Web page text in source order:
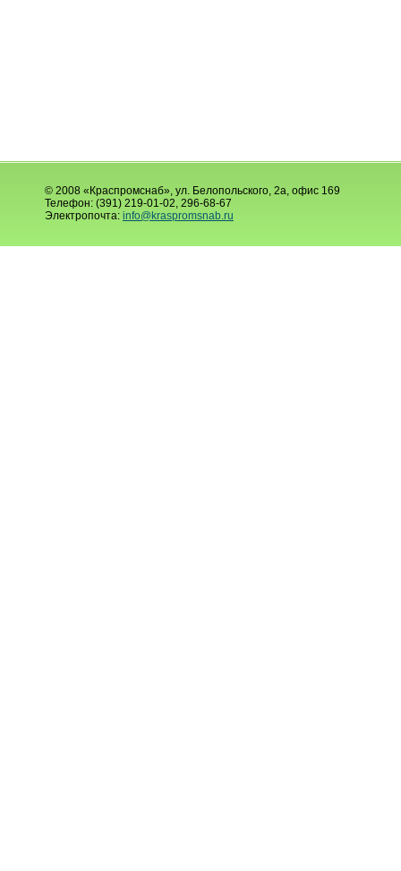
© 2008 «Краспромснаб», ул. Белопольского, 2а, офис 169
Телефон: (391) 219-01-02, 296-68-67
Электропочта: info@kraspromsnab.ru